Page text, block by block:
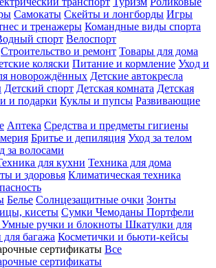
Самокаты Скейты и лонгборды Игры
и тренажеры Командные виды спорта
спорт Велоспорт
Строительство и ремонт Товары для дома
коляски Питание и кормление Уход и
новорождённых Детские автокресла
Детский спорт Детская комната Детская
и подарки Куклы и пупсы Развивающие
Аптека Средства и предметы гигиены
Бритье и депиляция Уход за телом
за волосами
для кухни Техника для дома
и здоровья Климатическая техника
Белье Солнцезащитные очки Зонты
кисеты Сумки Чемоданы Портфели
Умные ручки и блокноты Шкатулки для
для багажа Косметички и бьюти-кейсы
сертификаты Все
сертификаты